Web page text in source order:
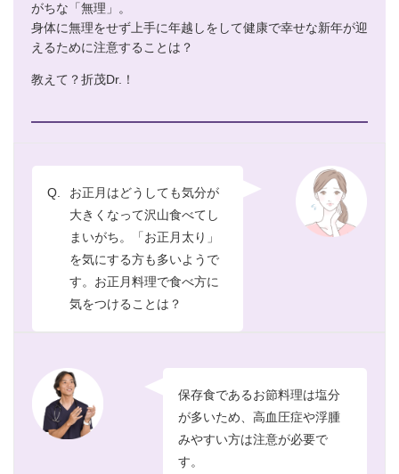
がちな「無理」。
身体に無理をせず上手に年越しをして健康で幸せな新年が迎
えるために注意することは？
教えて？折茂Dr.！
Q.
お正月はどうしても気分が
大きくなって沢山食べてし
まいがち。「お正月太り」
を気にする方も多いようで
す。お正月料理で食べ方に
気をつけることは？
保存食であるお節料理は塩分
が多いため、高血圧症や浮腫
みやすい方は注意が必要で
す。